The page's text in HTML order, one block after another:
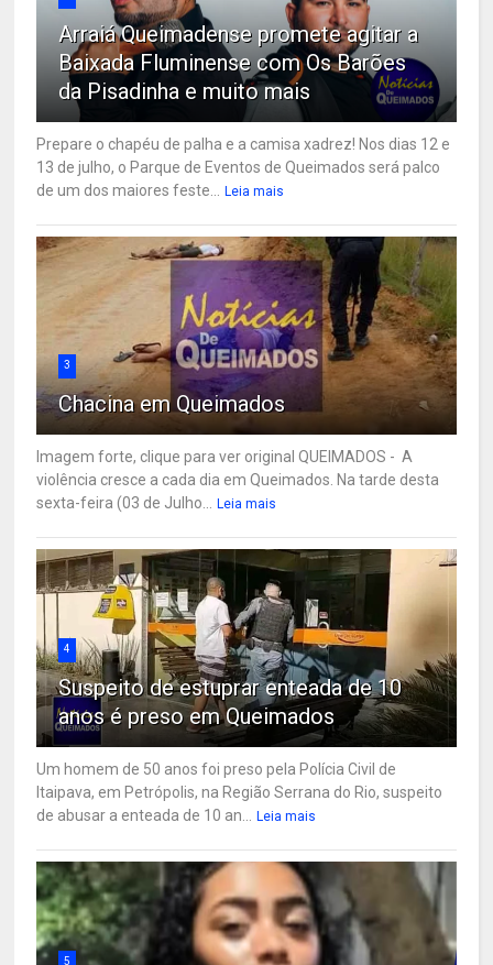
Arraiá Queimadense promete agitar a
Baixada Fluminense com Os Barões
da Pisadinha e muito mais
Prepare o chapéu de palha e a camisa xadrez! Nos dias 12 e
13 de julho, o Parque de Eventos de Queimados será palco
de um dos maiores feste...
Leia mais
3
Chacina em Queimados
Imagem forte, clique para ver original QUEIMADOS - A
violência cresce a cada dia em Queimados. Na tarde desta
sexta-feira (03 de Julho...
Leia mais
4
Suspeito de estuprar enteada de 10
anos é preso em Queimados
Um homem de 50 anos foi preso pela Polícia Civil de
Itaipava, em Petrópolis, na Região Serrana do Rio, suspeito
de abusar a enteada de 10 an...
Leia mais
5